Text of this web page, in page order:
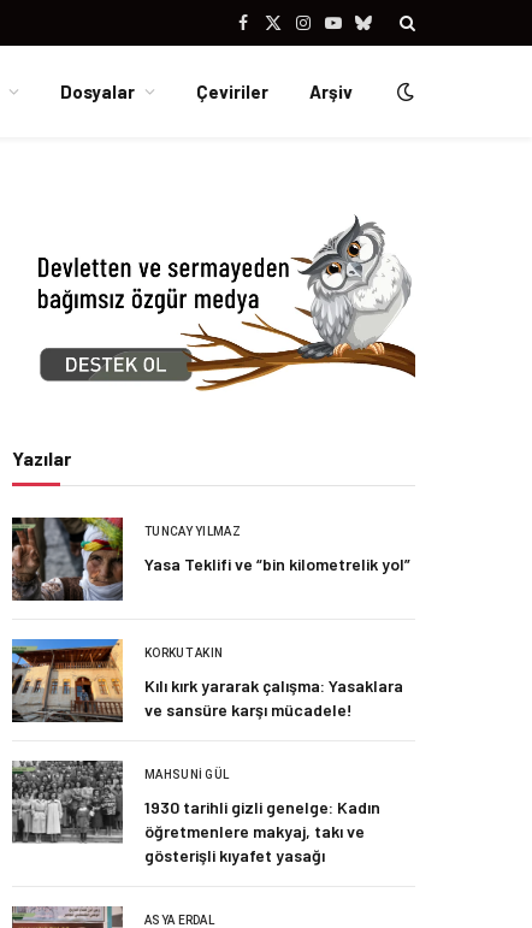
Facebook
X
Instagram
YouTubeBluesky
Dosyalar Çeviriler Arşiv
Yazılar
TUNCAY YILMAZ
Yasa Teklifi ve “bin kilometrelik yol”
KORKUT AKIN
Kılı kırk yararak çalışma: Yasaklara
ve sansüre karşı mücadele!
MAHSUNI GÜL
1930 tarihli gizli genelge: Kadın
öğretmenlere makyaj, takı ve
gösterişli kıyafet yasağı
ASYA ERDAL